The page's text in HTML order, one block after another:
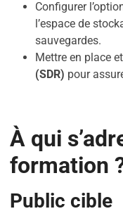
Configurer
l’espace de
sauvegardes.
Mettre en place
(SDR) pour
À qui
formation
Public cible